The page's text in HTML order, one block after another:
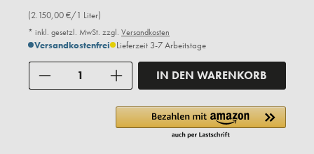
(2.150,00 €/1 Liter)
* inkl. gesetzl. MwSt. zzgl. Versandkosten
Versandkostenfrei Lieferzeit 3-7 Arbeitstage
IN DEN WARENKORB